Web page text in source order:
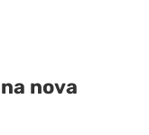
nova